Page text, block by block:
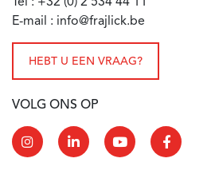
E-mail : info@frajlick.be
HEBT U EEN VRAAG?
VOLG ONS OP